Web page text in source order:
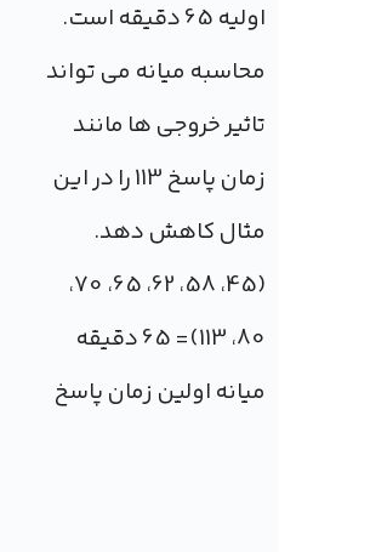
اولیه 65 دقیقه است.
محاسبه میانه می تواند
تاثير خروجي ها مانند
زمان پاسخ 113 را در اين
مثال کاهش دهد.
(45، 58، 62، 65، 70،
80، 113)= 65 دقیقه
میانه اولین زمان پاسخ